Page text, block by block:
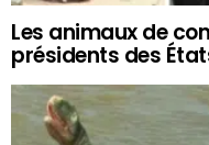
Les animaux de
présidents des